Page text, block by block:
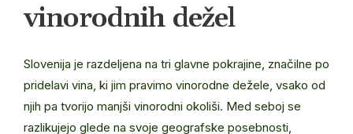
vinorodnih dežel
Slovenija je razdeljena na tri glavne pokrajine, značilne po
pridelavi vina, ki jim pravimo vinorodne dežele, vsako od
njih pa tvorijo manjši vinorodni okoliši. Med seboj se
razlikujejo glede na svoje geografske posebnosti,